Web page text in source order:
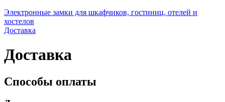
Электронные замки для шкафчиков, гостиниц, отелей и
хостелов
Доставка
Доставка
Способы оплаты